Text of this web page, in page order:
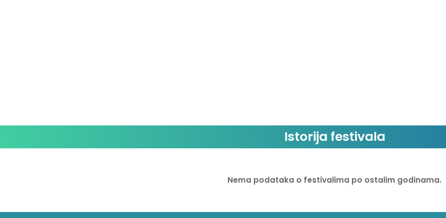
Istorija festivala
Nema podataka o festivalima po ostalim godinama.